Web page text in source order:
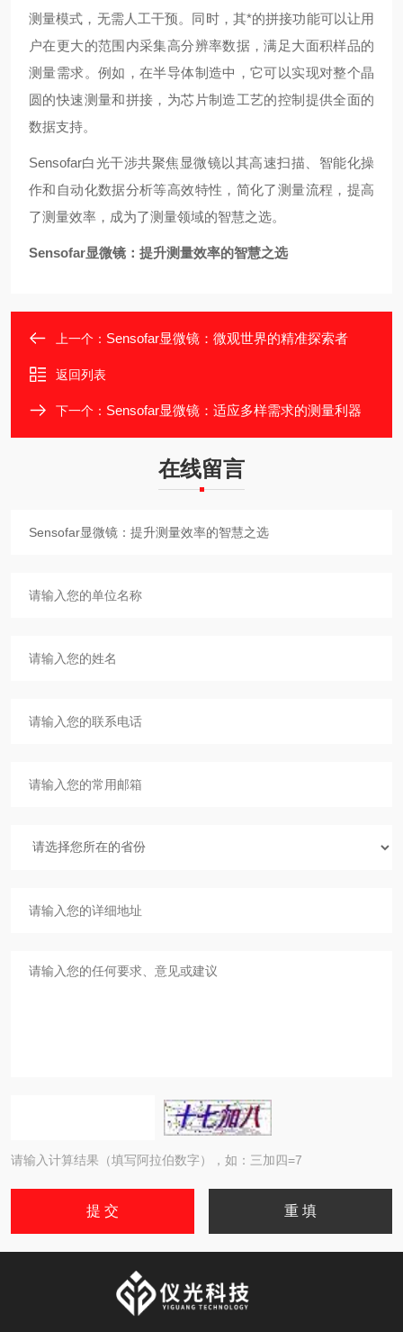
测量模式，无需人工干预。同时，其*的拼接功能可以让用
户在更大的范围内采集高分辨率数据，满足大面积样品的
测量需求。例如，在半导体制造中，它可以实现对整个晶
圆的快速测量和拼接，为芯片制造工艺的控制提供全面的
数据支持。
Sensofar白光干涉共聚焦显微镜以其高速扫描、智能化操
作和自动化数据分析等高效特性，简化了测量流程，提高
了测量效率，成为了测量领域的智慧之选。
Sensofar显微镜：提升测量效率的智慧之选
上一个： Sensofar显微镜：微观世界的精准探索者
返回列表
下一个： Sensofar显微镜：适应多样需求的测量利器
在线留言
请输入计算结果（填写阿拉伯数字），如：三加四=7